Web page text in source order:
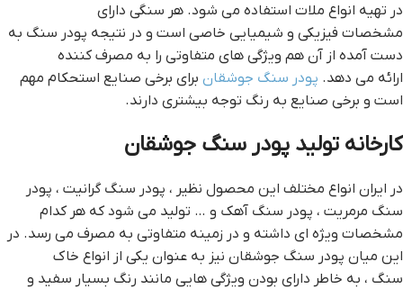
در تهیه انواع ملات استفاده می شود. هر سنگی دارای
مشخصات فیزیکی و شیمیایی خاصی است و در نتیجه پودر سنگ به
دست آمده از آن هم ویژگی های متفاوتی را به مصرف کننده
ارائه می دهد. پودر سنگ جوشقان برای برخی صنایع استحکام مهم
است و برخی صنایع به رنگ توجه بیشتری دارند.
کارخانه تولید پودر سنگ جوشقان
در ایران انواع مختلف این محصول نظیر ، پودر سنگ گرانیت ، پودر
سنگ مرمریت ، پودر سنگ آهک و … تولید می شود که هر کدام
مشخصات ویژه ای داشته و در زمینه متفاوتی به مصرف می رسد. در
این میان پودر سنگ جوشقان نیز به عنوان یکی از انواع خاک
سنگ ، به خاطر دارای بودن ویژگی هایی مانند رنگ بسیار سفید و